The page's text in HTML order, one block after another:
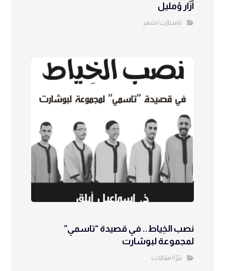
أزّار ؤمليل
تامديازت/شعر
نصب الخِياط.. في قصيدة “تاسمي”
لمجموعة لبوشارت
تيرّا/مقالات